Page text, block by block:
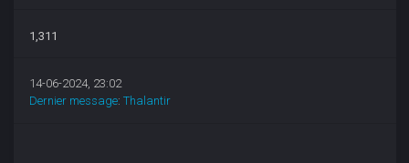
1,311
14-06-2024, 23:02
Dernier message:Thalantir